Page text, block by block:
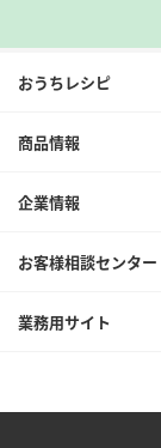
おうちレシピ
商品情報
企業情報
お客様相談センター
業務用サイト